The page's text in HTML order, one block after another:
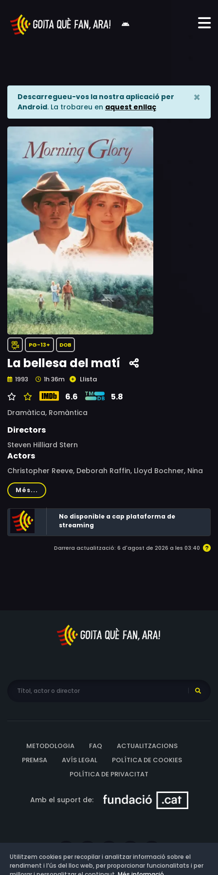
Descarregueu-vos la nostra aplicació per
Android. La trobareu en aquest enllaç
×
PG-13+ DOB
La bellesa del matí
1993 1h 36m Llista
6.6 5.8
Dramàtica, Romàntica
Directors
Steven Hilliard Stern
Actors
Christopher Reeve, Deborah Raffin, Lloyd Bochner, Nina
Foch, Helen Shaver, J. T. Walsh, Susan Astley, Ian Black,
Leslie Carlson, Todd Duckworth, Tom Heaton, Walter
Marsh, Stephen E. Miller, Scott Owen, Joel Palmer, Justin
Perrier, Christopher Perrier, Dean Regan, Emmett Singer,
Malcolm Stewart, Ted Stidder, French Tickner, Ian Tracey
Més...
No disponible a cap plataforma de
streaming
Darrera actualització: 6 d'agost de 2026 a les 03:40
METODOLOGIA FAQ
ACTUALITZACIONS
PREMSA
AVÍS LEGAL
POLÍTICA DE COOKIES
POLÍTICA DE PRIVACITAT
Amb el suport de:
Utilitzem cookies per recopilar i analitzar informació sobre el
rendiment i l’ús del lloc web, per proporcionar funcionalitats i per